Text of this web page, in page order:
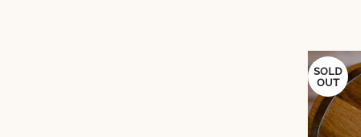
SOLD
OUT